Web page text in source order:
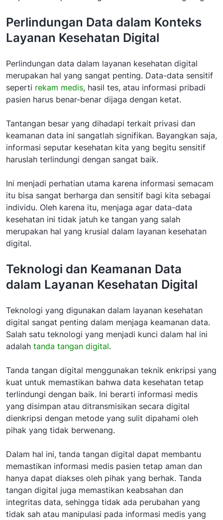
Perlindungan Data dalam Konteks
Layanan Kesehatan Digital
Perlindungan data dalam layanan kesehatan digital
merupakan hal yang sangat penting. Data-data sensitif
seperti rekam medis, hasil tes, atau informasi pribadi
pasien harus benar-benar dijaga dengan ketat.
Tantangan besar yang dihadapi terkait privasi dan
keamanan data ini sangatlah signifikan. Bayangkan saja,
informasi seputar kesehatan kita yang begitu sensitif
haruslah terlindungi dengan sangat baik.
Ini menjadi perhatian utama karena informasi semacam
itu bisa sangat berharga dan sensitif bagi kita sebagai
individu. Oleh karena itu, menjaga agar data-data
kesehatan ini tidak jatuh ke tangan yang salah
merupakan hal yang krusial dalam layanan kesehatan
digital.
Teknologi dan Keamanan Data
dalam Layanan Kesehatan Digital
Teknologi yang digunakan dalam layanan kesehatan
digital sangat penting dalam menjaga keamanan data.
Salah satu teknologi yang menjadi kunci dalam hal ini
adalah tanda tangan digital.
Tanda tangan digital menggunakan teknik enkripsi yang
kuat untuk memastikan bahwa data kesehatan tetap
terlindungi dengan baik. Ini berarti informasi medis
yang disimpan atau ditransmisikan secara digital
dienkripsi dengan metode yang sulit dipahami oleh
pihak yang tidak berwenang.
Dalam hal ini, tanda tangan digital dapat membantu
memastikan informasi medis pasien tetap aman dan
hanya dapat diakses oleh pihak yang berhak. Tanda
tangan digital juga memastikan keabsahan dan
integritas data, sehingga tidak ada perubahan yang
tidak sah atau manipulasi pada informasi medis yang